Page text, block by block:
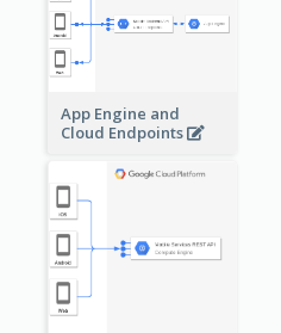
App Engine and
Cloud Endpoints